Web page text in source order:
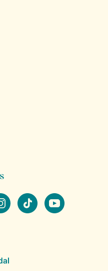
tiktok youtube